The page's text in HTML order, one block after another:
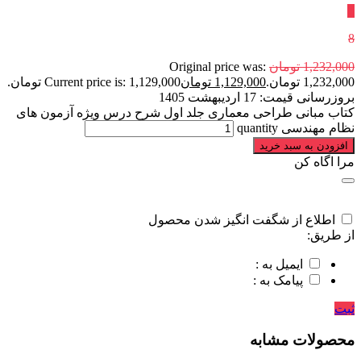
8
1,232,000 تومان Original price was:
1,232,000 تومان.
1,129,000 تومانCurrent price is: 1,129,000 تومان.
بروزرسانی قیمت: 17 اردیبهشت 1405
کتاب مبانی طراحی معماری جلد اول شرح درس ویژه آزمون های
نظام مهندسی quantity
افزودن به سبد خرید
مرا اگاه کن
اطلاع از شگفت انگیز شدن محصول
از طریق:
ایمیل به :
پیامک به :
ثبت
محصولات مشابه